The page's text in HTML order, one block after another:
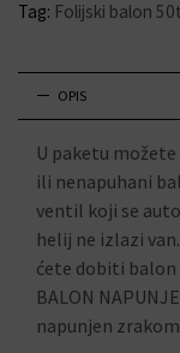
Tag: Folijski balon
OPIS
U paketu
ili nenapuhani
ventil koji se
helij ne izlazi
ćete dobiti
BALON
napunjen